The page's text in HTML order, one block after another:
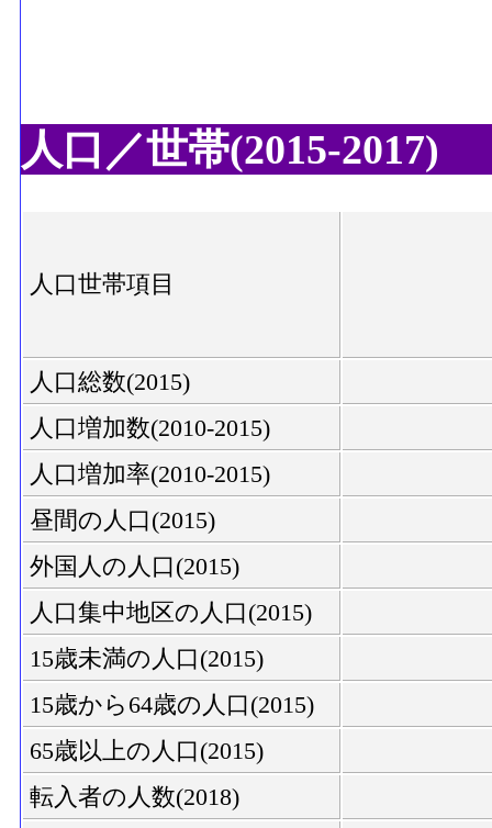
人口／世帯(2015-2017)
人口世帯項目
人口総数(2015)
人口増加数(2010-2015)
人口増加率(2010-2015)
昼間の人口(2015)
外国人の人口(2015)
人口集中地区の人口(2015)
15歳未満の人口(2015)
15歳から64歳の人口(2015)
65歳以上の人口(2015)
転入者の人数(2018)